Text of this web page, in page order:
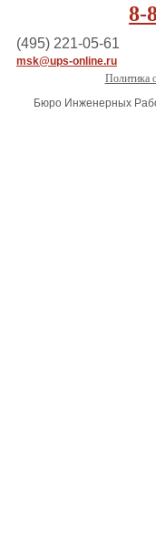
8-
(495) 221-05-61
msk@ups-online.ru
Политика
Бюро Инженерных